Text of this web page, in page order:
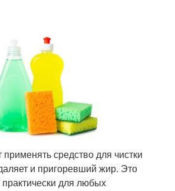
применять средство для чистки
и пригоревший жир. Это
для любых